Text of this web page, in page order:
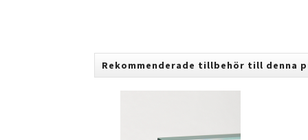
Rekommenderade tillbehör till denna